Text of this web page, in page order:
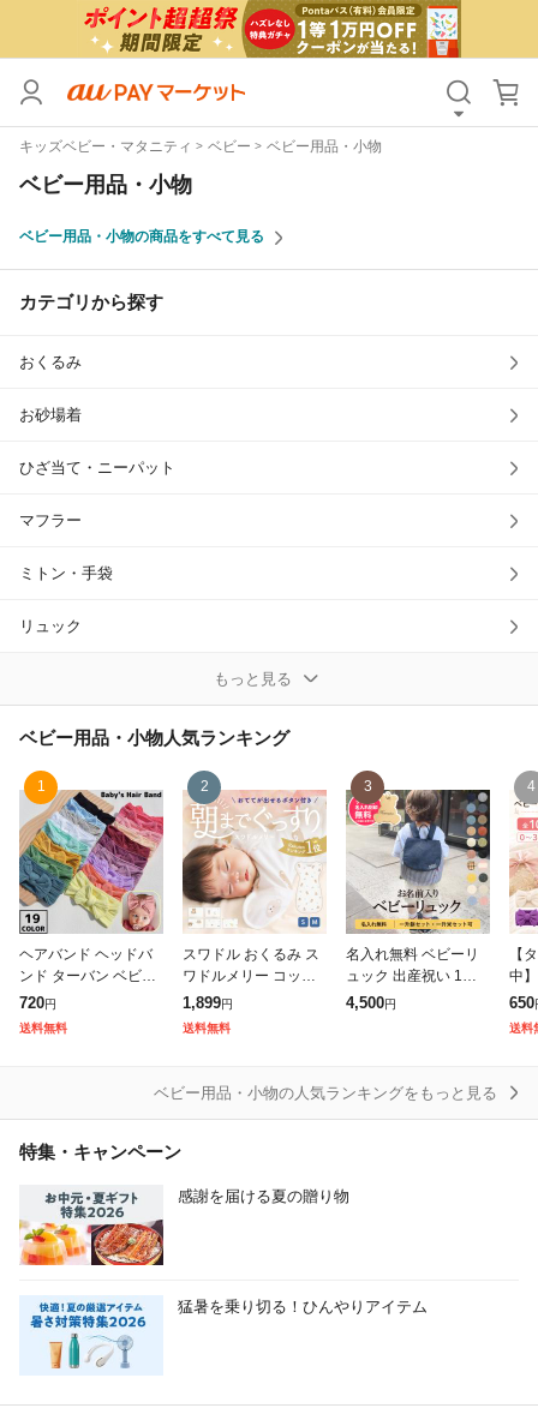
キッズベビー・マタニティ ベビー ベビー用品・小物
ベビー用品・小物
ベビー用品・小物の商品をすべて見る
カテゴリから探す
おくるみ
お砂場着
ひざ当て・ニーパット
マフラー
ミトン・手袋
リュック
着ぐるみ・コスチューム
その他ベビー用品・小物
もっと見る
ベビー用品・小物人気ランキング
1
ヘアバンド ヘッドバ
ンド ターバン ベビー
赤ちゃん 子供 ヘアア
クセサリー 幅広 ヘア
720円
送料無料
2
スワドル おくるみ ス
ワドルメリー コット
ン 手が出せる 選べる
サイズ 赤ちゃん 肌に
1,899円
送料無料
3
名入れ無料 ベビーリ
ュック 出産祝い 1歳
誕生日 プレゼント 男
4,500円
4
【
中
ド
ゃ
650
送料
ベビー用品・小物の人気ランキングをもっと見る
特集・キャンペーン
感謝を届ける夏の贈り物
猛暑を乗り切る！ひんやりアイテム
カテゴリ すべて
価格
Pontaパス特典対象すべて
サンキュー配送対象
除外ワード